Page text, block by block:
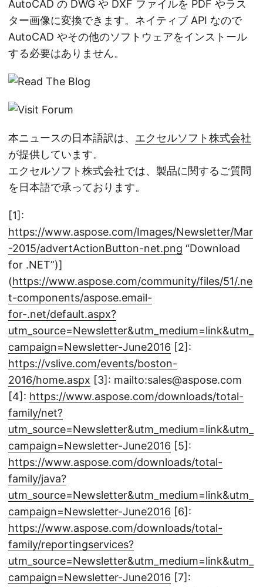
AutoCAD の DWG や DXF ファイルを PDF やラス
ター画像に変換できます。ネイティブ API なので
AutoCAD やその他のソフトウェアをインストール
する必要はありません。
本ニュースの日本語訳は、 エクセルソフト株式会社
が提供しています。
エクセルソフト株式会社では、製品に関するご質問
を日本語で承っております。
[1]:
https://www.aspose.com/Images/Newsletter/Mar
-2015/advertActionButton-net.png “Download
for .NET”)]
(https://www.aspose.com/community/files/51/.ne
t-components/aspose.email-
for-.net/default.aspx?
utm_source=Newsletter&utm_medium=link&utm_
campaign=Newsletter-June2016 [2]:
https://vslive.com/events/boston-
2016/home.aspx [3]: mailto:sales@aspose.com
[4]: https://www.aspose.com/downloads/total-
family/net?
utm_source=Newsletter&utm_medium=link&utm_
campaign=Newsletter-June2016 [5]:
https://www.aspose.com/downloads/total-
family/java?
utm_source=Newsletter&utm_medium=link&utm_
campaign=Newsletter-June2016 [6]:
https://www.aspose.com/downloads/total-
family/reportingservices?
utm_source=Newsletter&utm_medium=link&utm_
campaign=Newsletter-June2016 [7]: